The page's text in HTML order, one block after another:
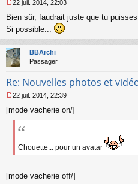
e
s
s
a
g
e
o
l
u
22 juil. 2014, 22:03
Bien sûr, faudrait juste que tu
Si possible...
BBArchi
Passager
Re: Nouvelles photos et
e
s
e
o
22 juil. 2014, 22:39
[mode vacherie on/]
Chouette... pour un avatar
[mode vacherie off/]